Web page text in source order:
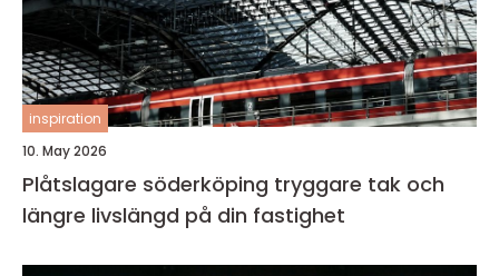
inspiration
10. May 2026
Plåtslagare söderköping tryggare tak och
längre livslängd på din fastighet